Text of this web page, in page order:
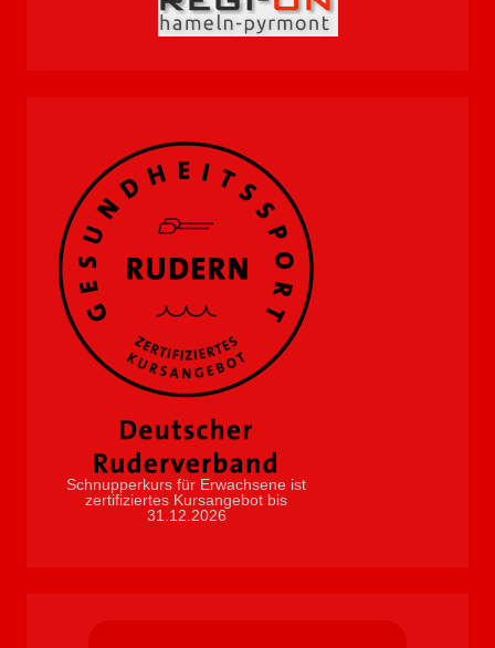
Schnupperkurs für Erwachsene ist
zertifiziertes Kursangebot bis
31.12.2026